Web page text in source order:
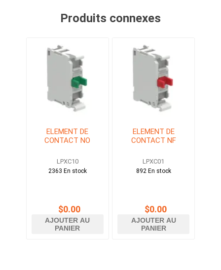
Produits connexes
ELEMENT DE
CONTACT NO
LPXC10
2363 En stock
$0.00
AJOUTER AU
PANIER
ELEMENT DE
CONTACT NF
LPXC01
892 En stock
$0.00
AJOUTER AU
PANIER